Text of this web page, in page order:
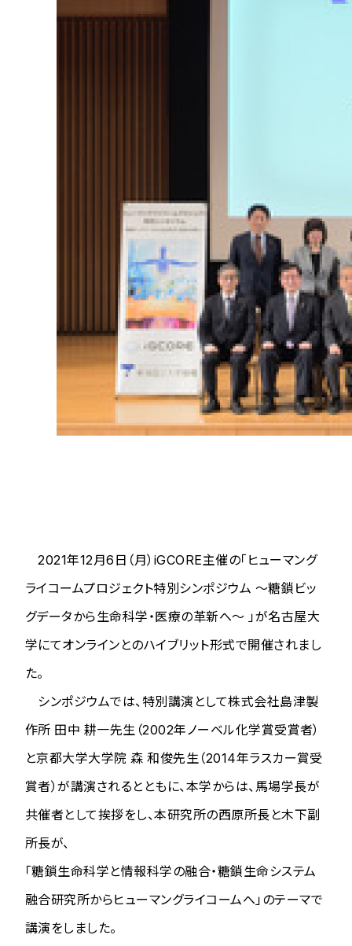
2021年12月6日（月）iGCORE主催の「ヒューマング
ライコームプロジェクト特別シンポジウム ～糖鎖ビッ
グデータから生命科学・医療の革新へ～ 」が名古屋大
学にてオンラインとのハイブリット形式で開催されまし
た。
シンポジウムでは、特別講演として株式会社島津製
作所 田中 耕一先生（2002年ノーベル化学賞受賞者）
と京都大学大学院 森 和俊先生（2014年ラスカー賞受
賞者）が講演されるとともに、本学からは、馬場学長が
共催者として挨拶をし、本研究所の西原所長と木下副
所長が、
「糖鎖生命科学と情報科学の融合・糖鎖生命システム
融合研究所からヒューマングライコームへ」のテーマで
講演をしました。